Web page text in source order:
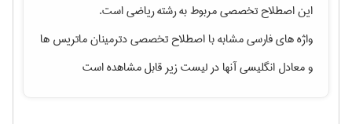
این اصطلاح تخصصی مربوط به رشتهرياضیاست.
واژه های فارسی مشابه با اصطلاح تخصصیدترمینان ماتریس ها
و معادل انگلیسی آنها در لیست زیر قابل مشاهده است